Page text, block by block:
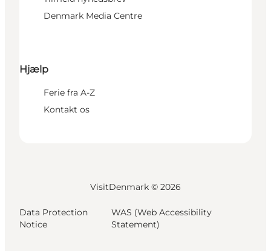
Denmark Media Centre
Hjælp
Ferie fra A-Z
Kontakt os
VisitDenmark © 2026
Data Protection
Notice
WAS (Web Accessibility
Statement)